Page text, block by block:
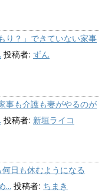
り？」できていない家事
投稿者: ずん
事も介護も妻がやるのが
投稿者: 新垣ライコ
何日も休むようになる
... 投稿者: ちまき